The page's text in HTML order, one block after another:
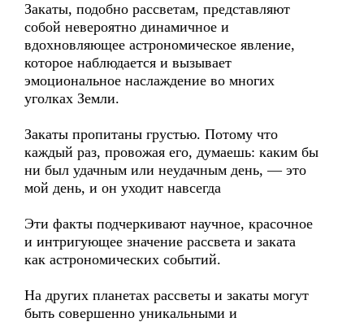
Закаты, подобно рассветам, представляют
собой невероятно динамичное и
вдохновляющее астрономическое явление,
которое наблюдается и вызывает
эмоциональное наслаждение во многих
уголках Земли.
Закаты пропитаны грустью. Потому что
каждый раз, провожая его, думаешь: каким бы
ни был удачным или неудачным день, — это
мой день, и он уходит навсегда
Эти факты подчеркивают научное, красочное
и интригующее значение рассвета и заката
как астрономических событий.
На других планетах рассветы и закаты могут
быть совершенно уникальными и